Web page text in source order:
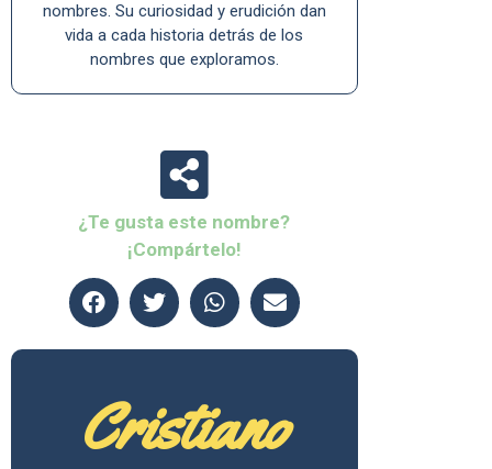
nombres. Su curiosidad y erudición dan
vida a cada historia detrás de los
nombres que exploramos.
¿Te gusta este nombre?
¡Compártelo!
Cristiano